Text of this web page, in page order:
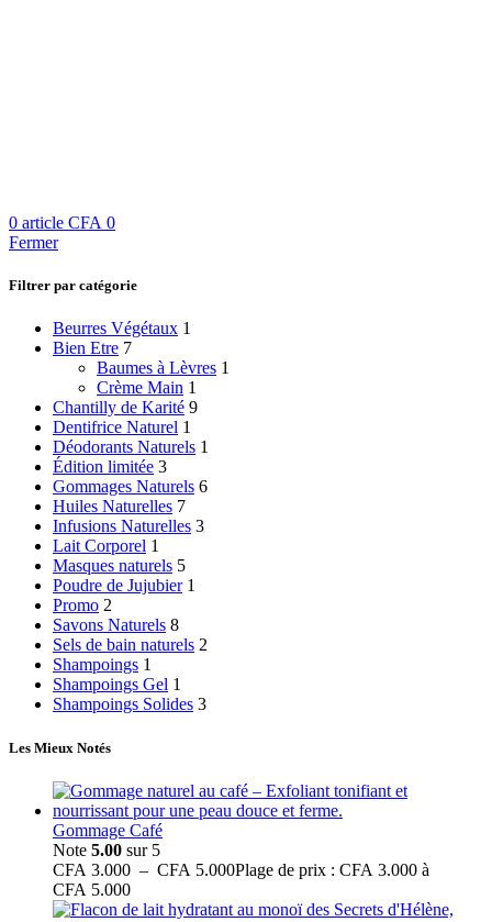
0 article CFA 0
Fermer
Filtrer par catégorie
Beurres Végétaux 1
Bien Etre 7
Baumes à Lèvres 1
Crème Main 1
Chantilly de Karité 9
Dentifrice Naturel 1
Déodorants Naturels 1
Édition limitée 3
Gommages Naturels 6
Huiles Naturelles 7
Infusions Naturelles 3
Lait Corporel 1
Masques naturels 5
Poudre de Jujubier 1
Promo 2
Savons Naturels 8
Sels de bain naturels 2
Shampoings 1
Shampoings Gel 1
Shampoings Solides 3
Les Mieux Notés
Gommage Café
Note 5.00 sur 5
CFA 3.000 – CFA 5.000Plage de prix : CFA 3.000 à
CFA 5.000